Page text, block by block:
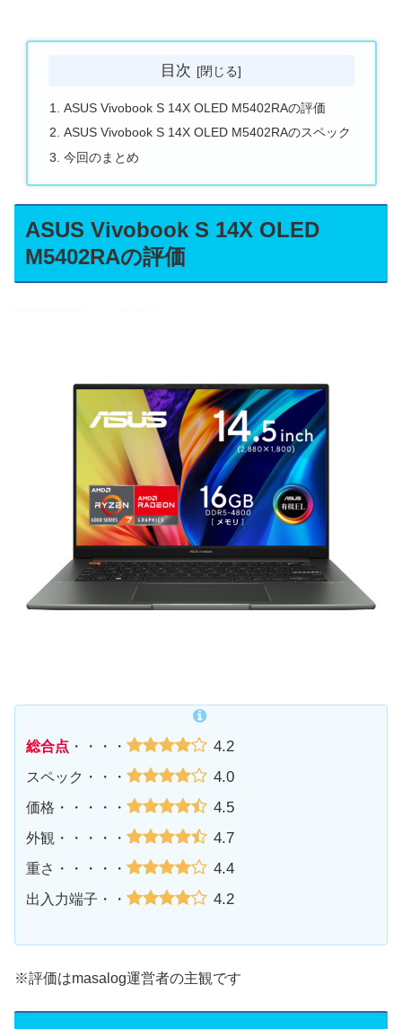
目次
ASUS Vivobook S 14X OLED M5402RAの評価
ASUS Vivobook S 14X OLED M5402RAのスペック
今回のまとめ
ASUS Vivobook S 14X OLED
M5402RAの評価
総合点 ・・・・ 4.2
スペック・・・ 4.0
価格・・・・・ 4.5
外観・・・・・ 4.7
重さ・・・・・ 4.4
出入力端子・・ 4.2
※評価はmasalog運営者の主観です